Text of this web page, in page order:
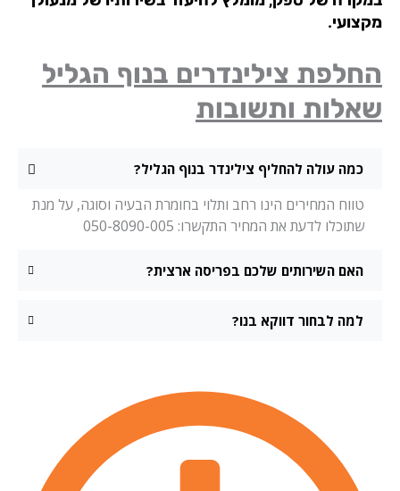
צילינדרים בנוף הגליל
ותשובות
כמה עולה להחליף צילינדר בנוף הגליל?
טווח המחירים הינו רחב ותלוי בחומרת הבעיה וסוגה, על מנת
שתוכלו לדעת את המחיר התקשרו: 050-8090-005
האם השירותים שלכם בפריסה ארצית?
למה לבחור דווקא בנו?